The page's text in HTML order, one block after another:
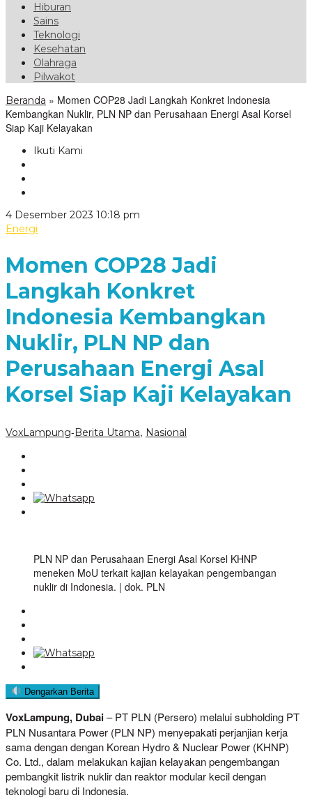
Hiburan
Sains
Teknologi
Kesehatan
Olahraga
Pilwakot
Beranda » Momen COP28 Jadi Langkah Konkret Indonesia
Kembangkan Nuklir, PLN NP dan Perusahaan Energi Asal Korsel
Siap Kaji Kelayakan
Ikuti Kami
4 Desember 2023 10:18 pm
Energi
Momen COP28 Jadi
Langkah Konkret
Indonesia Kembangkan
Nuklir, PLN NP dan
Perusahaan Energi Asal
Korsel Siap Kaji Kelayakan
VoxLampung-Berita Utama, Nasional
PLN NP dan Perusahaan Energi Asal Korsel KHNP
meneken MoU terkait kajian kelayakan pengembangan
nuklir di Indonesia. | dok. PLN
Dengarkan Berita
VoxLampung, Dubai– PT PLN (Persero) melalui subholding PT
PLN Nusantara Power (PLN NP) menyepakati perjanjian kerja
sama dengan dengan Korean Hydro & Nuclear Power (KHNP)
Co. Ltd., dalam melakukan kajian kelayakan pengembangan
pembangkit listrik nuklir dan reaktor modular kecil dengan
teknologi baru di Indonesia.